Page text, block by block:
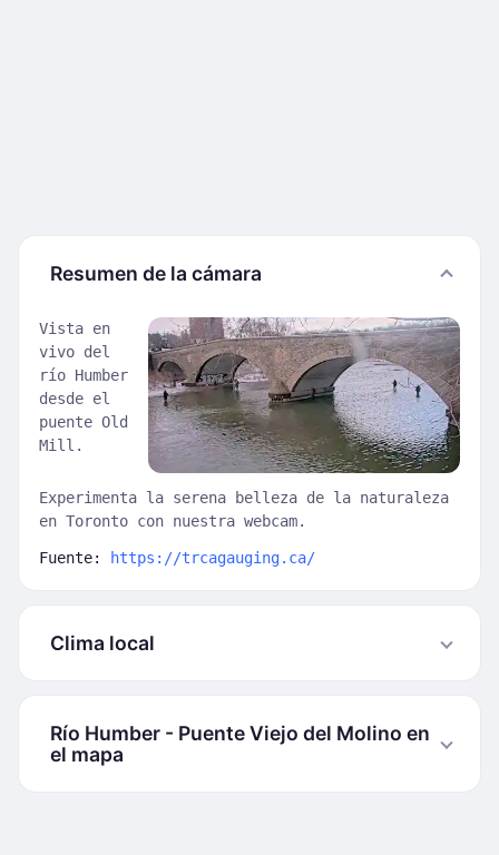
Resumen de la cámara
Vista en
vivo del
río Humber
desde el
puente Old
Mill.
Experimenta la serena belleza de la naturaleza
en Toronto con nuestra webcam.
Fuente: https://trcagauging.ca/
Clima local
Río Humber - Puente Viejo del Molino en
el mapa